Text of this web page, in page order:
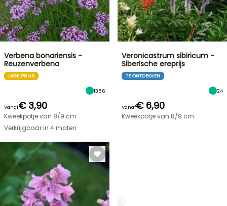
Verbena bonariensis -
Reuzenverbena
LAGE PRIJS
1356
Vanaf€ 3,90
Kweekpotje van 8/9 cm
Verkrijgbaar in 4 maten
Veronicastrum sibiricum -
Siberische ereprijs
TE ONTDEKKEN
24
Vanaf€ 6,90
Kweekpotje van 8/9 cm